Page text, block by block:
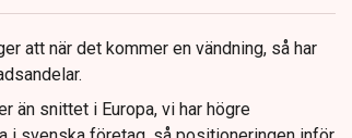
att när det kommer en vändning, så har
än snittet i Europa, vi har högre